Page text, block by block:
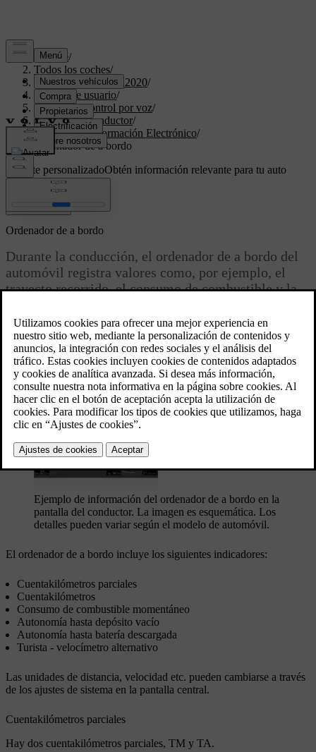
Soporte/
Todos los coches/
XC40 Twin Engine 2020/
Manual de usuario/
Pantallas y control por voz/
Pantalla del conductor/
Centro de Información Electrónico/
Ordenador de a bordo
Soporte personalizadoObtén información relevante para tu auto
específico.
Iniciar sesión
Actualizado 03/19/2020
Ordenador de a bordo
Durante la conducción, el ordenador de a bordo del
automóvil registra valores como, por ejemplo, el
trayecto recorrido, el consumo de combustible y la
Para facilitar una conducción con bajo consumo de combustible, se
registra información tanto del consumo en cada momento como del
consumo medio. La información del ordenador de a bordo puede
mostrarse en la pantalla del conductor.
Ejemplo de información del ordenador de a bordo en la
pantalla del conductor. La imagen es esquemática. Los
detalles pueden variar según el modelo de automóvil.
El ordenador de a bordo incluye los siguientes indicadores:
Cuentakilómetros parciales
Cuentakilómetros
Consumo de combustible momentáneo
Autonomía hasta depósito vacío
Autonomía hasta batería descargada
Turista - velocímetro alternativo
Las unidades de distancia, velocidad etc. pueden cambiarse a través
de los ajustes de sistema en la pantalla central.
Cuentakilómetros parciales
Hay dos cuentakilómetros parciales, TM y TA.